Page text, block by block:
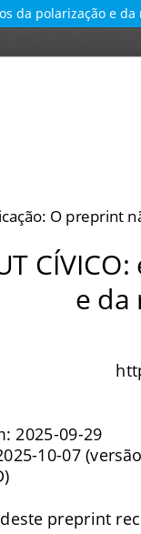
da polarização e